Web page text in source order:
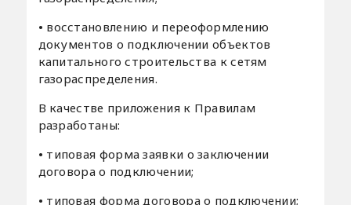
• восстановлению и переоформлению
документов о подключении объектов
капитального строительства к сетям
газораспределения.
В качестве приложения к Правилам
разработаны:
• типовая форма заявки о заключении
договора о подключении;
• типовая форма договора о подключении;